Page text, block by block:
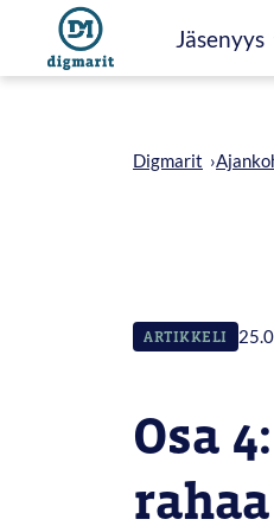
suoraan
sisältöön
Jäsenyys
Digmarit ›
ARTIKKELI
Osa